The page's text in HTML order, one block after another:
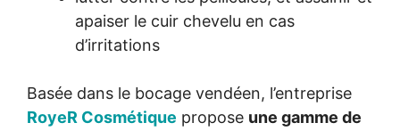
apaiser le cuir chevelu en cas
d’irritations
Basée dans le bocage vendéen, l’entreprise
RoyeR Cosmétique propose une gamme de